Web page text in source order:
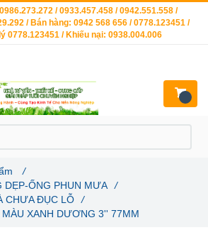
/
DẸP-ỐNG PHUN MƯA
/
CHƯA ĐỤC LỖ
/
XANH DƯƠNG 3'' 77MM
/ 0933.457.458 / 0942.551.558 /
/ Bán hàng: 0942 568 656 / 0778.123451 /
0778.123451 / Khiếu nại: 0938.004.006